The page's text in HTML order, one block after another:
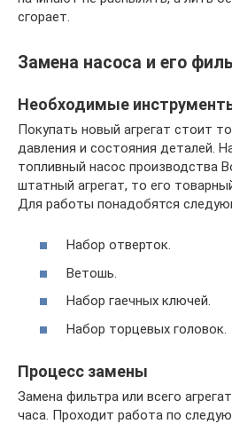
сгорает.
Замена насоса и его
Необходимые
Покупать новый агрегат стоит
давления и состояния деталей.
топливный насос производства
штатный агрегат, то его
Для работы понадобятся
Набор отверток.
Ветошь.
Набор гаечных ключей.
Набор торцевых головок.
Процесс замены
Замена фильтра или всего
часа. Проходит работа по